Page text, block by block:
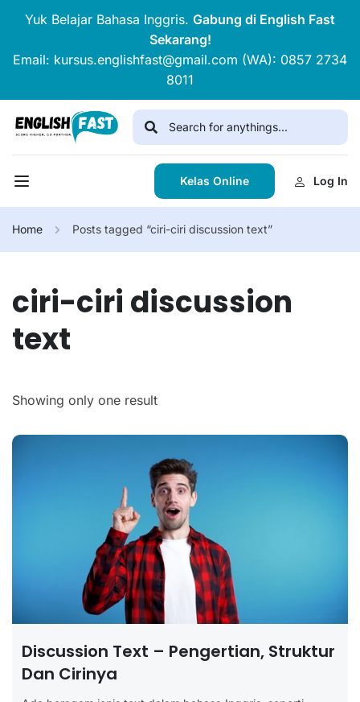
Yuk Belajar Bahasa Inggris. Gabung di English Fast
Sekarang!
Email: kursus.englishfast@gmail.com (WA): 0857 2734
8011
Kelas Online Log In
Home Posts tagged “ciri-ciri discussion text”
ciri-ciri discussion
text
Showing only one result
Discussion Text – Pengertian, Struktur
Dan Cirinya